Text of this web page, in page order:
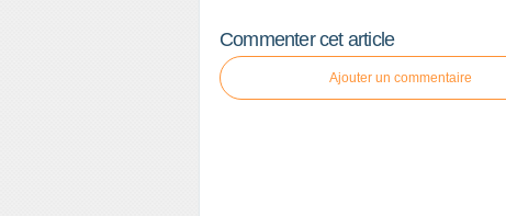
Commenter cet article
Ajouter un commentaire